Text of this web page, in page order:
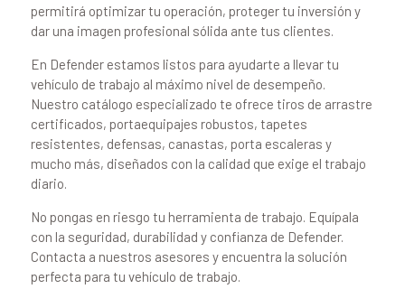
permitirá optimizar tu operación, proteger tu inversión y
dar una imagen profesional sólida ante tus clientes.
En Defender estamos listos para ayudarte a llevar tu
vehículo de trabajo al máximo nivel de desempeño.
Nuestro catálogo especializado te ofrece tiros de arrastre
certificados, portaequipajes robustos, tapetes
resistentes, defensas, canastas, porta escaleras y
mucho más, diseñados con la calidad que exige el trabajo
diario.
No pongas en riesgo tu herramienta de trabajo. Equípala
con la seguridad, durabilidad y confianza de Defender.
Contacta a nuestros asesores y encuentra la solución
perfecta para tu vehículo de trabajo.